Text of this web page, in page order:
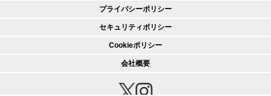
プライバシーポリシー
セキュリティポリシー
Cookieポリシー
会社概要